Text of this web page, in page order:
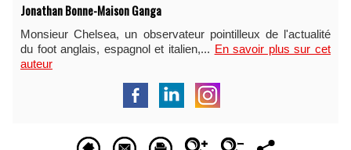
Jonathan Bonne-Maison Ganga
Monsieur Chelsea, un observateur pointilleux de l'actualité
du foot anglais, espagnol et italien,... En savoir plus sur cet
auteur